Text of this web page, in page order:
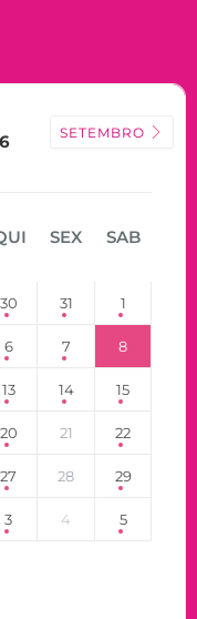
SETEMBRO
SEX SAB
30 31 1
6 7 8
13 14 15
20 21 22
27 28 29
3 4 5